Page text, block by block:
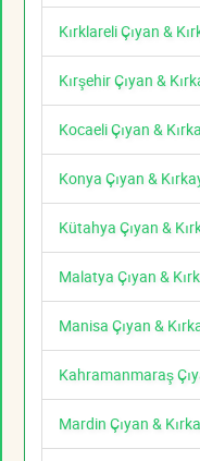
Kırklareli Çıyan &
Kırşehir Çıyan &
Kocaeli Çıyan &
Konya Çıyan &
Kütahya Çıyan &
Malatya Çıyan &
Manisa Çıyan &
Kahramanmaraş
Mardin Çıyan &